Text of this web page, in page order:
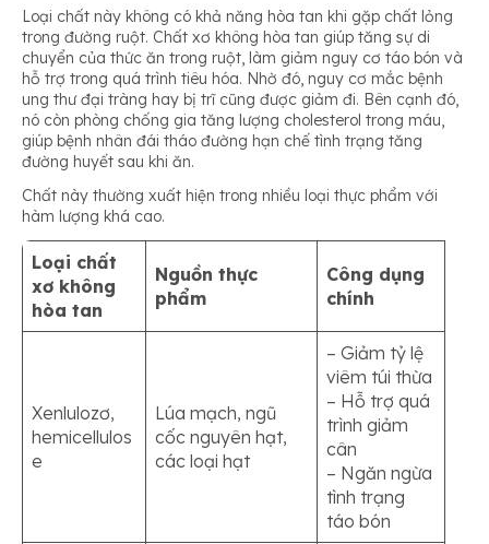
Loại chất này không có khả năng hòa tan khi gặp chất lỏng
trong đường ruột. Chất xơ không hòa tan giúp tăng sự di
chuyển của thức ăn trong ruột, làm giảm nguy cơ táo bón và
hỗ trợ trong quá trình tiêu hóa. Nhờ đó, nguy cơ mắc bệnh
ung thư đại tràng hay bị trĩ cũng được giảm đi. Bên cạnh đó,
nó còn phòng chống gia tăng lượng cholesterol trong máu,
giúp bệnh nhân đái tháo đường hạn chế tình trạng tăng
đường huyết sau khi ăn.
Chất này thường xuất hiện trong nhiều loại thực phẩm với
hàm lượng khá cao.
Loại chất
xơ không
hòa tan
Nguồn thực
phẩm
Công dụng
chính
Xenlulozơ,
hemicellulos
e
Lúa mạch, ngũ
cốc nguyên hạt,
các loại hạt
– Giảm tỷ lệ
viêm túi thừa
– Hỗ trợ quá
trình giảm
cân
– Ngăn ngừa
tình trạng
táo bón